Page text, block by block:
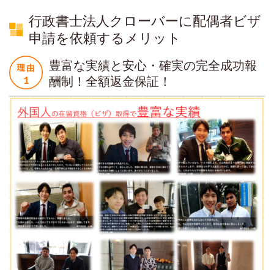
行政書士法人クローバーに配偶者ビザ
申請を依頼するメリット
豊富な実績と安心・確実の完全成功報
酬制！全額返金保証！